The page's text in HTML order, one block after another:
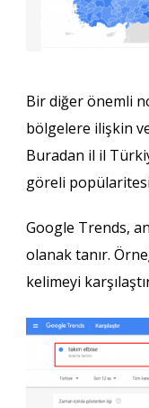
Bir diğer önemli
bölgelere ilişkin
Buradan il il
göreli
Google Trends,
olanak tanır.
kelimeyi